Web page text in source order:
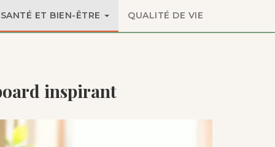
SANTÉ ET BIEN-ÊTRE QUALITÉ DE VIE
inspirant